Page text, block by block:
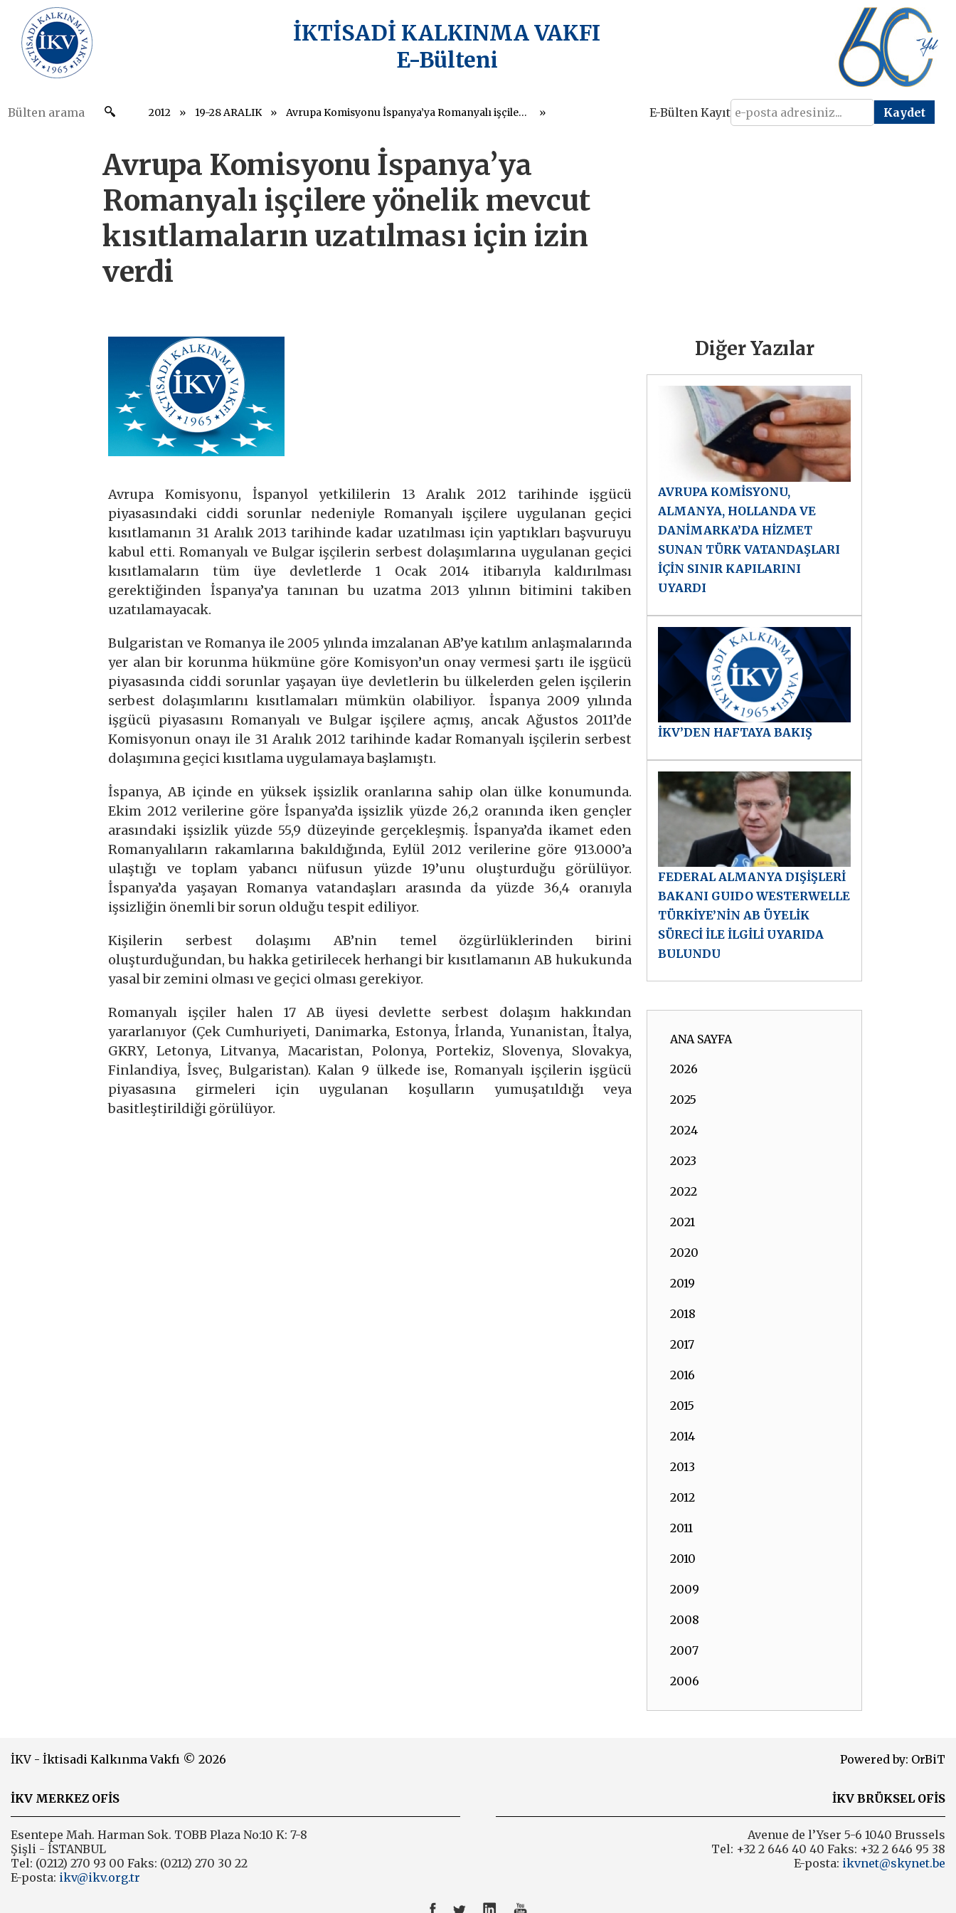
İKTİSADİ KALKINMA VAKFI
E-Bülteni
2012 19-28 ARALIK Avrupa Komisyonu İspanya’ya Romanyalı işçilere yönelik mevcut kısıtlamaların uzatılması için izin verdi E-Bülten Kayıt
Avrupa Komisyonu İspanya’ya
Romanyalı işçilere yönelik mevcut
kısıtlamaların uzatılması için izin
verdi
Avrupa Komisyonu, İspanyol yetkililerin 13 Aralık 2012 tarihinde işgücü
piyasasındaki ciddi sorunlar nedeniyle Romanyalı işçilere uygulanan geçici
kısıtlamanın 31 Aralık 2013 tarihinde kadar uzatılması için yaptıkları başvuruyu
kabul etti. Romanyalı ve Bulgar işçilerin serbest dolaşımlarına uygulanan geçici
kısıtlamaların tüm üye devletlerde 1 Ocak 2014 itibarıyla kaldırılması
gerektiğinden İspanya’ya tanınan bu uzatma 2013 yılının bitimini takiben
uzatılamayacak.
Bulgaristan ve Romanya ile 2005 yılında imzalanan AB’ye katılım anlaşmalarında
yer alan bir korunma hükmüne göre Komisyon’un onay vermesi şartı ile işgücü
piyasasında ciddi sorunlar yaşayan üye devletlerin bu ülkelerden gelen işçilerin
serbest dolaşımlarını kısıtlamaları mümkün olabiliyor. İspanya 2009 yılında
işgücü piyasasını Romanyalı ve Bulgar işçilere açmış, ancak Ağustos 2011’de
Komisyonun onayı ile 31 Aralık 2012 tarihinde kadar Romanyalı işçilerin serbest
dolaşımına geçici kısıtlama uygulamaya başlamıştı.
İspanya, AB içinde en yüksek işsizlik oranlarına sahip olan ülke konumunda.
Ekim 2012 verilerine göre İspanya’da işsizlik yüzde 26,2 oranında iken gençler
arasındaki işsizlik yüzde 55,9 düzeyinde gerçekleşmiş. İspanya’da ikamet eden
Romanyalıların rakamlarına bakıldığında, Eylül 2012 verilerine göre 913.000’a
ulaştığı ve toplam yabancı nüfusun yüzde 19’unu oluşturduğu görülüyor.
İspanya’da yaşayan Romanya vatandaşları arasında da yüzde 36,4 oranıyla
işsizliğin önemli bir sorun olduğu tespit ediliyor.
Kişilerin serbest dolaşımı AB’nin temel özgürlüklerinden birini
oluşturduğundan, bu hakka getirilecek herhangi bir kısıtlamanın AB hukukunda
yasal bir zemini olması ve geçici olması gerekiyor.
Romanyalı işçiler halen 17 AB üyesi devlette serbest dolaşım hakkından
yararlanıyor (Çek Cumhuriyeti, Danimarka, Estonya, İrlanda, Yunanistan, İtalya,
GKRY, Letonya, Litvanya, Macaristan, Polonya, Portekiz, Slovenya, Slovakya,
Finlandiya, İsveç, Bulgaristan). Kalan 9 ülkede ise, Romanyalı işçilerin işgücü
piyasasına girmeleri için uygulanan koşulların yumuşatıldığı veya
basitleştirildiği görülüyor.
Diğer Yazılar
AVRUPA KOMİSYONU,
ALMANYA, HOLLANDA VE
DANİMARKA’DA HİZMET
SUNAN TÜRK VATANDAŞLARI
İÇİN SINIR KAPILARINI
UYARDI
İKV’DEN HAFTAYA BAKIŞ
FEDERAL ALMANYA DIŞİŞLERİ
BAKANI GUIDO WESTERWELLE
TÜRKİYE’NİN AB ÜYELİK
SÜRECİ İLE İLGİLİ UYARIDA
BULUNDU
ANA SAYFA
2026
2025
2024
2023
2022
2021
2020
2019
2018
2017
2016
2015
2014
2013
2012
2011
2010
2009
2008
2007
2006
İKV - İktisadi Kalkınma Vakfı © 2026 Powered by: OrBiT
İKV MERKEZ OFİS
Esentepe Mah. Harman Sok. TOBB Plaza No:10 K: 7-8
Şişli - İSTANBUL
Tel: (0212) 270 93 00 Faks: (0212) 270 30 22
E-posta: ikv@ikv.org.tr
İKV BRÜKSEL OFİS
Avenue de l’Yser 5-6 1040 Brussels
Tel: +32 2 646 40 40 Faks: +32 2 646 95 38
E-posta: ikvnet@skynet.be